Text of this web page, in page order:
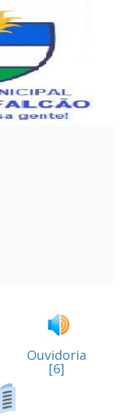
Ouvidoria
[6]